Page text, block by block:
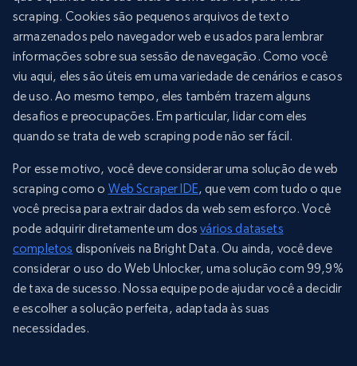
scraping. Cookies são pequenos arquivos de texto
armazenados pelo navegador web e usados para lembrar
informações sobre sua sessão de navegação. Como você
viu aqui, eles são úteis em uma variedade de cenários e casos
de uso. Ao mesmo tempo, eles também trazem alguns
desafios e preocupações. Em particular, lidar com eles
quando se trata de web scraping pode não ser fácil.
Por esse motivo, você deve considerar uma solução de web
scraping como o Web Scraper IDE, que vem com tudo o que
você precisa para extrair dados da web sem esforço. Você
pode adquirir diretamente um dosvários datasets
completos disponíveis na Bright Data. Ou ainda, você deve
considerar o uso do Web Unlocker, uma solução com 99,9%
de taxa de sucesso. Nossa equipe pode ajudar você a decidir
e escolher a solução perfeita, adaptada às suas
necessidades.